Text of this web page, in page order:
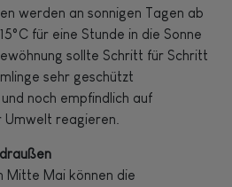
werden an sonnigen Tagen ab
für eine Stunde in die Sonne
sollte Schritt für Schritt
sehr geschützt
noch empfindlich auf
Umwelt reagieren.
Mitte Mai können die